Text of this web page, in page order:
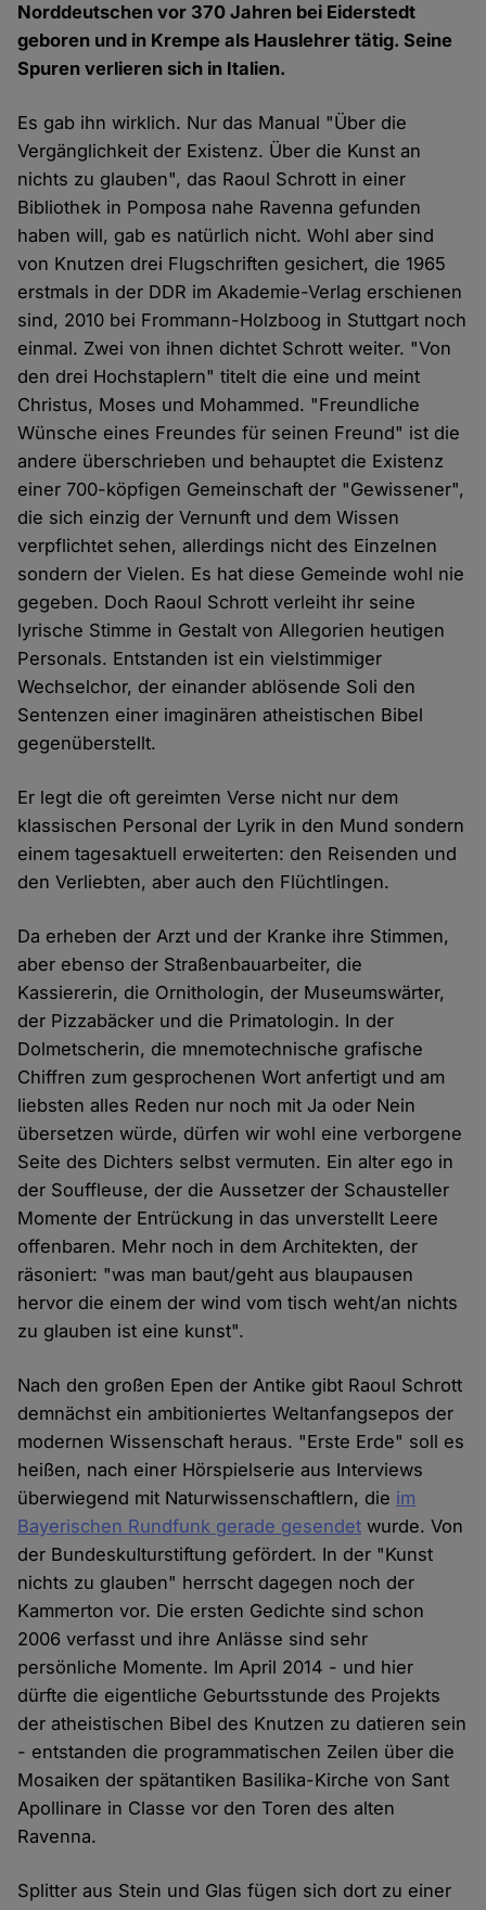
Norddeutschen vor 370 Jahren bei Eiderstedt
geboren und in Krempe als Hauslehrer tätig. Seine
Spuren verlieren sich in Italien.
Es gab ihn wirklich. Nur das Manual "Über die
Vergänglichkeit der Existenz. Über die Kunst an
nichts zu glauben", das Raoul Schrott in einer
Bibliothek in Pomposa nahe Ravenna gefunden
haben will, gab es natürlich nicht. Wohl aber sind
von Knutzen drei Flugschriften gesichert, die 1965
erstmals in der DDR im Akademie-Verlag erschienen
sind, 2010 bei Frommann-Holzboog in Stuttgart noch
einmal. Zwei von ihnen dichtet Schrott weiter. "Von
den drei Hochstaplern" titelt die eine und meint
Christus, Moses und Mohammed. "Freundliche
Wünsche eines Freundes für seinen Freund" ist die
andere überschrieben und behauptet die Existenz
einer 700-köpfigen Gemeinschaft der "Gewissener",
die sich einzig der Vernunft und dem Wissen
verpflichtet sehen, allerdings nicht des Einzelnen
sondern der Vielen. Es hat diese Gemeinde wohl nie
gegeben. Doch Raoul Schrott verleiht ihr seine
lyrische Stimme in Gestalt von Allegorien heutigen
Personals. Entstanden ist ein vielstimmiger
Wechselchor, der einander ablösende Soli den
Sentenzen einer imaginären atheistischen Bibel
gegenüberstellt.
Er legt die oft gereimten Verse nicht nur dem
klassischen Personal der Lyrik in den Mund sondern
einem tagesaktuell erweiterten: den Reisenden und
den Verliebten, aber auch den Flüchtlingen.
Da erheben der Arzt und der Kranke ihre Stimmen,
aber ebenso der Straßenbauarbeiter, die
Kassiererin, die Ornithologin, der Museumswärter,
der Pizzabäcker und die Primatologin. In der
Dolmetscherin, die mnemotechnische grafische
Chiffren zum gesprochenen Wort anfertigt und am
liebsten alles Reden nur noch mit Ja oder Nein
übersetzen würde, dürfen wir wohl eine verborgene
Seite des Dichters selbst vermuten. Ein alter ego in
der Souffleuse, der die Aussetzer der Schausteller
Momente der Entrückung in das unverstellt Leere
offenbaren. Mehr noch in dem Architekten, der
räsoniert: "was man baut/geht aus blaupausen
hervor die einem der wind vom tisch weht/an nichts
zu glauben ist eine kunst".
Nach den großen Epen der Antike gibt Raoul Schrott
demnächst ein ambitioniertes Weltanfangsepos der
modernen Wissenschaft heraus. "Erste Erde" soll es
heißen, nach einer Hörspielserie aus Interviews
überwiegend mit Naturwissenschaftlern, die im
Bayerischen Rundfunk gerade gesendet wurde. Von
der Bundeskulturstiftung gefördert. In der "Kunst
nichts zu glauben" herrscht dagegen noch der
Kammerton vor. Die ersten Gedichte sind schon
2006 verfasst und ihre Anlässe sind sehr
persönliche Momente. Im April 2014 - und hier
dürfte die eigentliche Geburtsstunde des Projekts
der atheistischen Bibel des Knutzen zu datieren sein
- entstanden die programmatischen Zeilen über die
Mosaiken der spätantiken Basilika-Kirche von Sant
Apollinare in Classe vor den Toren des alten
Ravenna.
Splitter aus Stein und Glas fügen sich dort zu einer